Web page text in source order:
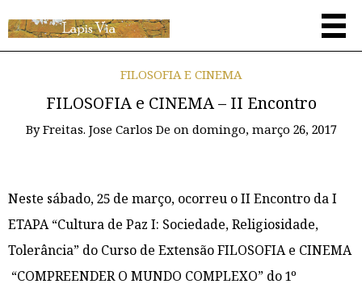
FILOSOFIA E CINEMA
FILOSOFIA e CINEMA – II Encontro
ByFreitas. Jose Carlos De on domingo, março 26, 2017
Neste sábado, 25 de março, ocorreu o II Encontro da I
ETAPA “Cultura de Paz I: Sociedade, Religiosidade,
Tolerância” do Curso de Extensão FILOSOFIA e CINEMA
“COMPREENDER O MUNDO COMPLEXO” do 1º